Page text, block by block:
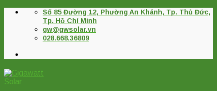
Skip
Số 85 Đường 12, Phường An Khánh, Tp. Thủ Đức,
Tp. Hồ Chí Minh
gw@gwsolar.vn
028.668.36809